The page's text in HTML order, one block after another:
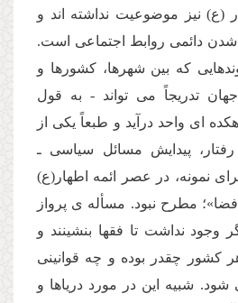
(ع) نیز موضوعیت نداشته اند و
شدن دائمى روابط اجتماعى است.
كه بین شهرها، كشورها و
تدریجاً مى تواند - به قول
اى واحد درآید و طبعاً یكى از
پیدایش مسائل سیاسى ـ
نمونه، در عصر ائمه اطهار(ع)
مطرح نبود. مسأله ى پرواز
نداشت تا فقها بنشینند و
كشور چقدر بوده و چه قوانینى
شود. شبیه این در مورد دریاها و